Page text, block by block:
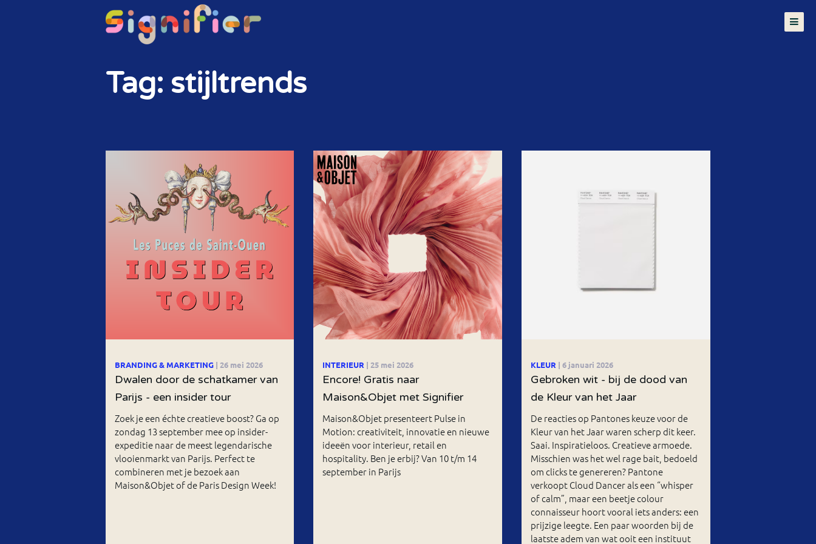
STORIES & SIGNALS
NIEUWSBRIEF
OP DE AGENDA
Tag: stijltrends
BRANDING & MARKETING | 26 mei 2026
Dwalen door de schatkamer van
Parijs - een insider tour
Zoek je een échte creatieve boost? Ga op
zondag 13 september mee op insider-
expeditie naar de meest legendarische
vlooienmarkt van Parijs. Perfect te
combineren met je bezoek aan
Maison&Objet of de Paris Design Week!
INTERIEUR | 25 mei 2026
Encore! Gratis naar
Maison&Objet met Signifier
Maison&Objet presenteert Pulse in
Motion: creativiteit, innovatie en nieuwe
ideeën voor interieur, retail en
hospitality. Ben je erbij? Van 10 t/m 14
september in Parijs
KLEUR | 6 januari 2026
Gebroken wit - bij de dood van
de Kleur van het Jaar
De reacties op Pantones keuze voor de
Kleur van het Jaar waren scherp dit keer.
Saai. Inspiratieloos. Creatieve armoede.
Misschien was het wel rage bait, bedoeld
om clicks te genereren? Pantone
verkoopt Cloud Dancer als een “whisper
of calm”, maar een beetje colour
connaisseur hoort vooral iets anders: een
prijzige leegte. Een paar woorden bij de
laatste adem van wat ooit een instituut